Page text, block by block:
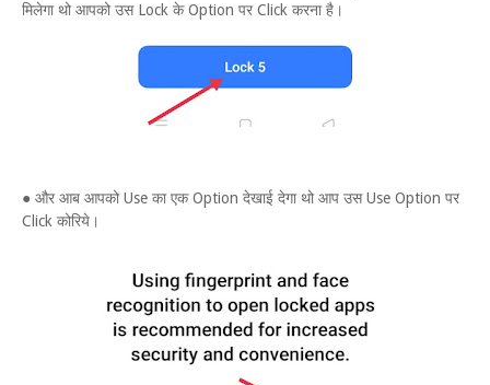
मिलेगा थो आपको उस Lock के Option पर Click करना है।
● और आब आपको Use का एक Option देखाई देगा थो आप उस Use Option पर
Click कोरिये।